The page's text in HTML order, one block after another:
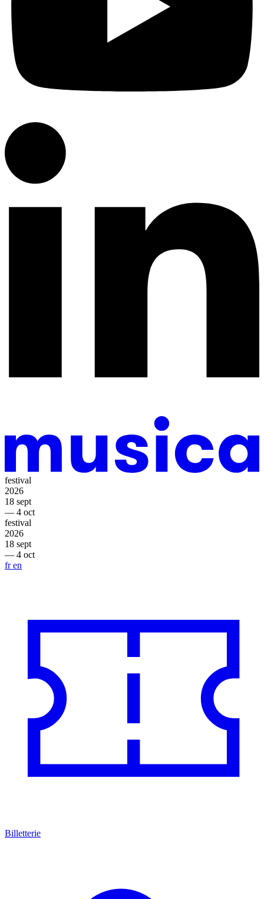
festival
2026
18 sept
— 4 oct
festival
2026
18 sept
— 4 oct
fren
Billetterie